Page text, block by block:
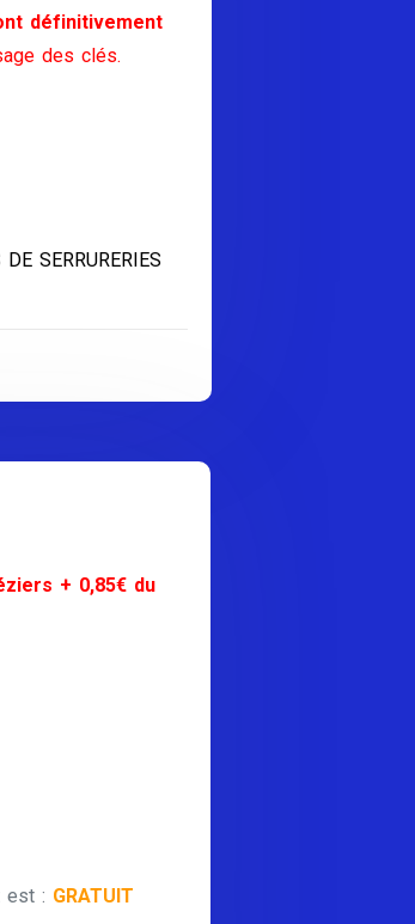
définitivement
des clés.
SERRURERIES
+ 0,85€ du
est : GRATUIT